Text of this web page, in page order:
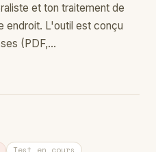
et ton traitement de
endroit. L'outil est conçu
(PDF,…